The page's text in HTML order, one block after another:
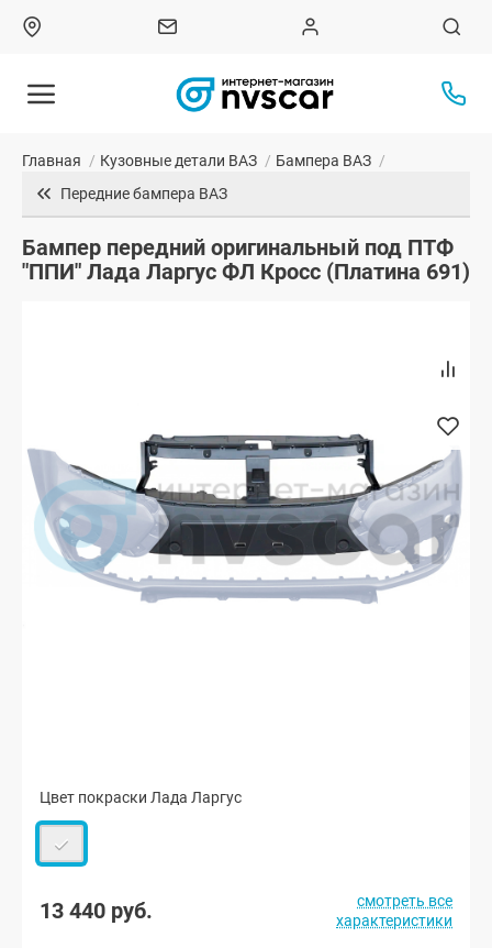
Главная / Кузовные детали ВАЗ / Бампера ВАЗ /
Передние бампера ВАЗ
Бампер передний оригинальный под ПТФ
"ППИ" Лада Ларгус ФЛ Кросс (Платина 691)
Цвет покраски Лада Ларгус
13 440 руб.
смотреть все
характеристики